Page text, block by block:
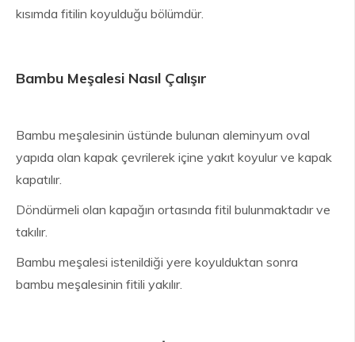
kısımda fitilin koyulduğu bölümdür.
Bambu Meşalesi Nasıl Çalışır
Bambu meşalesinin üstünde bulunan aleminyum oval
yapıda olan kapak çevrilerek içine yakıt koyulur ve kapak
kapatılır.
Döndürmeli olan kapağın ortasında fitil bulunmaktadır ve
takılır.
Bambu meşalesi istenildiği yere koyulduktan sonra
bambu meşalesinin fitili yakılır.